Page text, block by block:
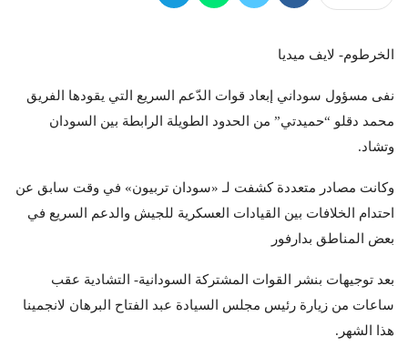
الخرطوم- لايف ميديا
نفى مسؤول سوداني إبعاد قوات الدّعم السريع التي يقودها الفريق
محمد دقلو “حميدتي” من الحدود الطويلة الرابطة بين السودان
وتشاد.
وكانت مصادر متعددة كشفت لـ «سودان تربيون» في وقت سابق عن
احتدام الخلافات بين القيادات العسكرية للجيش والدعم السريع في
بعض المناطق بدارفور
بعد توجيهات بنشر القوات المشتركة السودانية- التشادية عقب
ساعات من زيارة رئيس مجلس السيادة عبد الفتاح البرهان لانجمينا
هذا الشهر.